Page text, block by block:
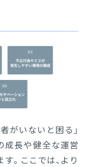
がいないと困る」
成長や健全な運営
。ここでは、より